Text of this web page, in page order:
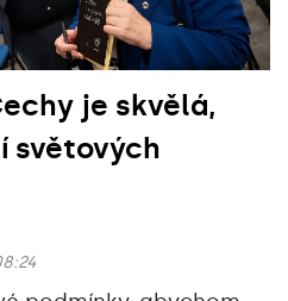
je skvělá,
světových